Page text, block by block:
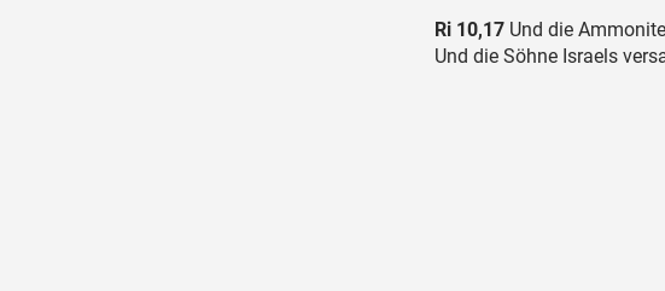
Ri 10,17 Und die
Und die Söhne Israels